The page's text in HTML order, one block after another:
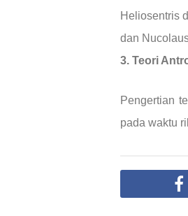
Heliosentris
dan
3. Teori
Pengertian
pada waktu